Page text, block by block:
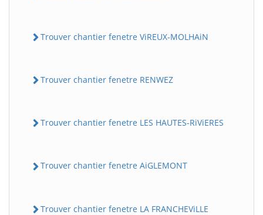
Trouver chantier fenetre ViREUX-MOLHAiN
Trouver chantier fenetre RENWEZ
Trouver chantier fenetre LES HAUTES-RiViERES
Trouver chantier fenetre AiGLEMONT
Trouver chantier fenetre LA FRANCHEViLLE